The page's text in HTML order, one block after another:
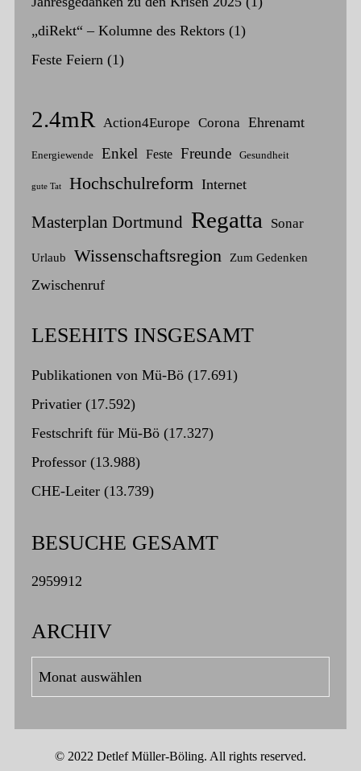
„diRekt“ – Kolumne des Rektors (1)
Feste Feiern (1)
2.4mR Action4Europe Corona Ehrenamt
Energiewende Enkel Feste Freunde Gesundheit
gute Tat Hochschulreform Internet
Masterplan Dortmund Regatta Sonar
Urlaub Wissenschaftsregion Zum Gedenken
Zwischenruf
LESEHITS INSGESAMT
Publikationen von Mü-Bö (17.691)
Privatier (17.592)
Festschrift für Mü-Bö (17.327)
Professor (13.988)
CHE-Leiter (13.739)
BESUCHE GESAMT
2959912
ARCHIV
Archiv
© 2022 Detlef Müller-Böling. All rights reserved.